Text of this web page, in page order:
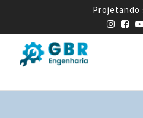
Projetando
Engenharia